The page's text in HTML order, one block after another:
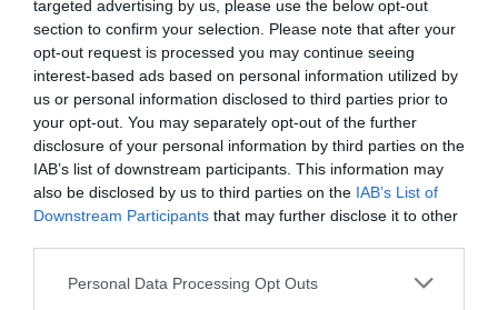
targeted advertising by us, please use the below opt-out
section to confirm your selection. Please note that after your
opt-out request is processed you may continue seeing
interest-based ads based on personal information utilized by
us or personal information disclosed to third parties prior to
your opt-out. You may separately opt-out of the further
disclosure of your personal information by third parties on the
IAB’s list of downstream participants. This information may
also be disclosed by us to third parties on the IAB’s List of
Downstream Participants that may further disclose it to other
Personal Data Processing Opt Outs
Εκπόνηση πτυχιακής εργασίας: Από το μηδέν